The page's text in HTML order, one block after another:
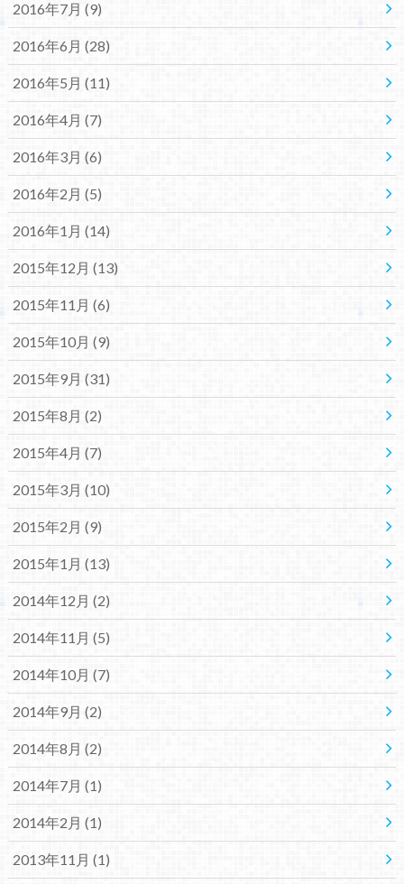
2016年7月 (9)
2016年6月 (28)
2016年5月 (11)
2016年4月 (7)
2016年3月 (6)
2016年2月 (5)
2016年1月 (14)
2015年12月 (13)
2015年11月 (6)
2015年10月 (9)
2015年9月 (31)
2015年8月 (2)
2015年4月 (7)
2015年3月 (10)
2015年2月 (9)
2015年1月 (13)
2014年12月 (2)
2014年11月 (5)
2014年10月 (7)
2014年9月 (2)
2014年8月 (2)
2014年7月 (1)
2014年2月 (1)
2013年11月 (1)